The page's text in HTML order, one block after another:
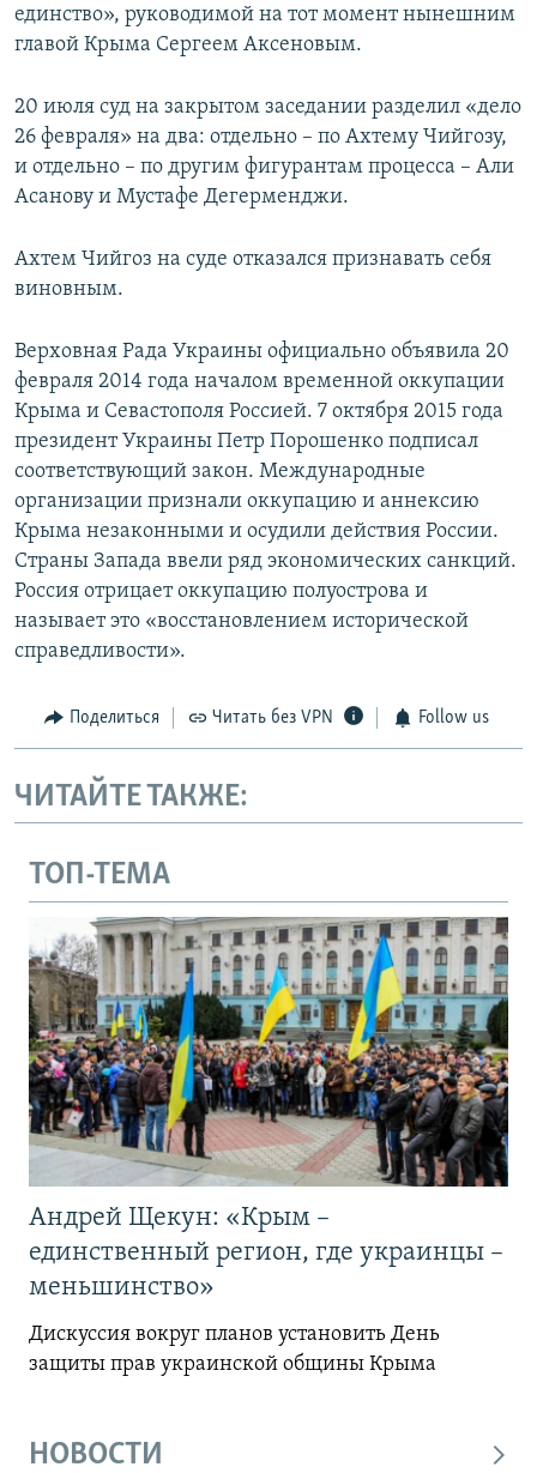
единство», руководимой на тот момент нынешним
главой Крыма Сергеем Аксеновым.
20 июля суд на закрытом заседании разделил «дело
26 февраля» на два: отдельно – по Ахтему Чийгозу,
и отдельно – по другим фигурантам процесса – Али
Асанову и Мустафе Дегерменджи.
Ахтем Чийгоз на суде отказался признавать себя
виновным.
Верховная Рада Украины официально объявила 20
февраля 2014 года началом временной оккупации
Крыма и Севастополя Россией. 7 октября 2015 года
президент Украины Петр Порошенко подписал
соответствующий закон. Международные
организации признали оккупацию и аннексию
Крыма незаконными и осудили действия России.
Страны Запада ввели ряд экономических санкций.
Россия отрицает оккупацию полуострова и
называет это «восстановлением исторической
справедливости».
Поделиться Читать без VPN Follow us
ЧИТАЙТЕ ТАКЖЕ:
ТОП-ТЕМА
Андрей Щекун: «Крым –
единственный регион, где украинцы –
меньшинство»
Дискуссия вокруг планов установить День
защиты прав украинской общины Крыма
НОВОСТИ